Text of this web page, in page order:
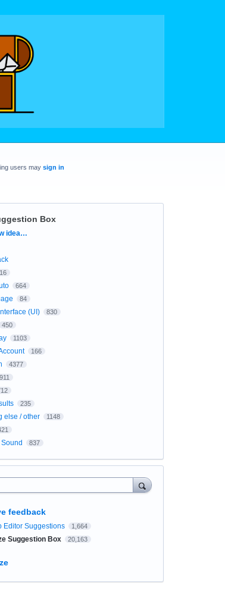
users may sign in
Box
idea…
664
84
(UI) 830
450
1103
166
4377
911
235
else / other 1148
837
feedback
Editor Suggestions 1,664
Suggestion Box 20,163